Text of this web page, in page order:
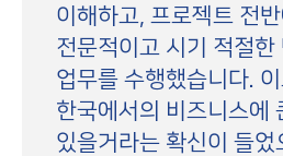
이해하고, 프로젝트 전
전문적이고 시기 적절한
업무를 수행했습니다.
한국에서의 비즈니스에
있을거라는 확신이 들었